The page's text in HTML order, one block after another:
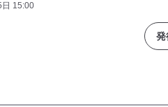
15:00
発